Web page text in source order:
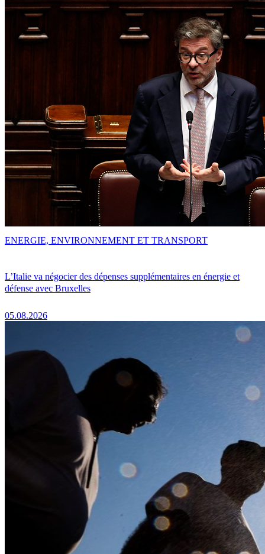
L’Italie va négocier des dépenses supplémentaires en énergie et
défense avec Bruxelles
05.08.2026
ENERGIE, ENVIRONNEMENT ET TRANSPORT